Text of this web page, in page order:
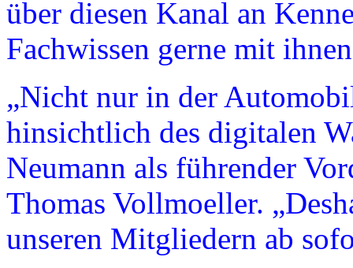
über diesen Kanal an
Fachwissen gerne mit
„Nicht nur in der
hinsichtlich des digitalen
Neumann als führender
Thomas Vollmoeller.
unseren Mitgliedern ab